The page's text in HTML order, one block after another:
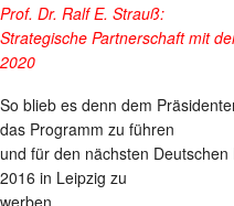
Prof. Dr. Ralf E. Strauß:
Strategische Partnerschaft mit
2020
So blieb es denn dem
das Programm zu führen
und für den nächsten
2016 in Leipzig zu
werben.